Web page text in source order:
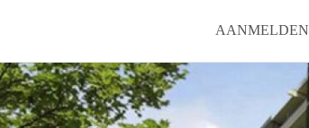
AANMELDEN